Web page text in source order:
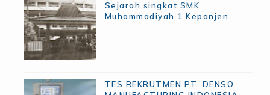
Sejarah singkat SMK
Muhammadiyah 1 Kepanjen
TES REKRUTMEN PT. DENSO